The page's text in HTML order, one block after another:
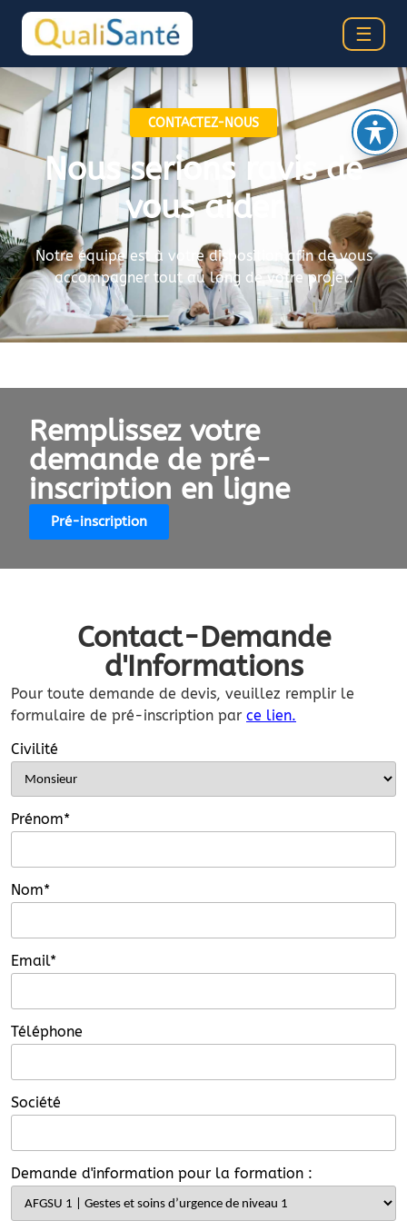
☰
CONTACTEZ-NOUS
Nous serions ravis de
vous aider
Notre équipe est à votre disposition afin de vous
accompagner tout au long de votre projet.
Remplissez votre
demande de pré-
inscription en ligne
Pré-inscription
Contact-Demande
d'Informations
Pour toute demande de devis, veuillez remplir le
formulaire de pré-inscription par ce lien.
Civilité
Prénom*
Nom*
Email*
Téléphone
Société
Demande d'information pour la formation :